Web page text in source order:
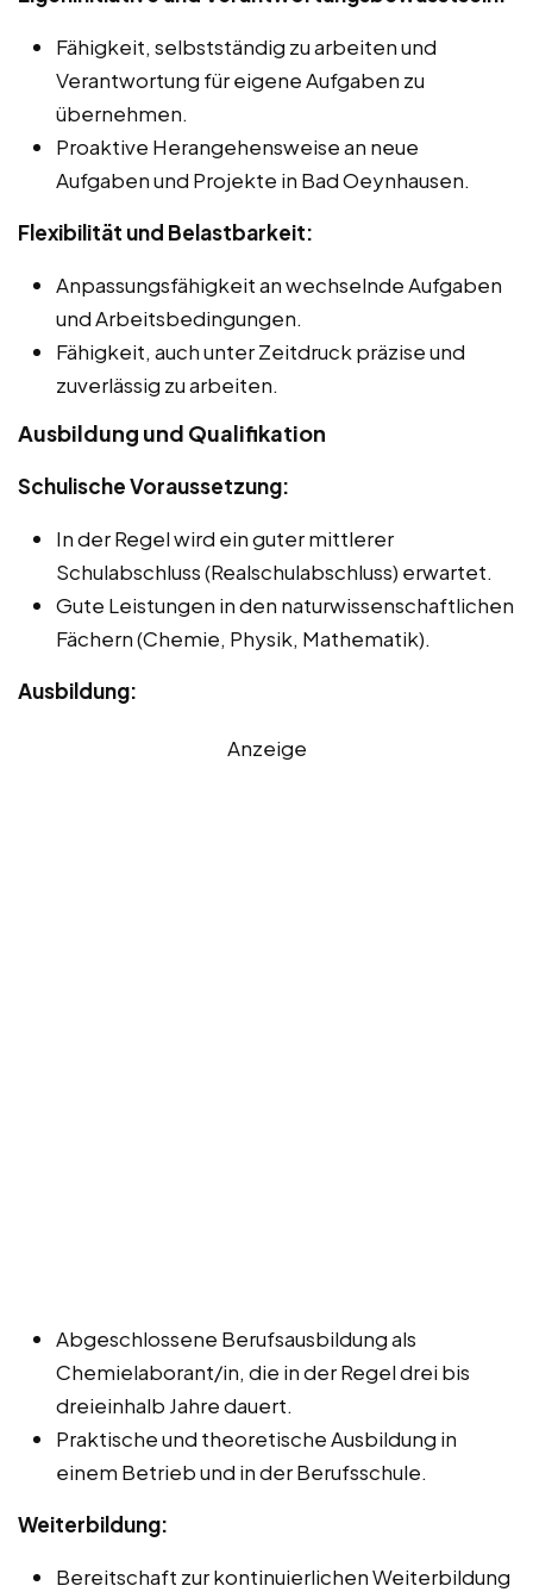
Fähigkeit, selbstständig zu arbeiten und
Verantwortung für eigene Aufgaben zu
übernehmen.
Proaktive Herangehensweise an neue
Aufgaben und Projekte in Bad Oeynhausen.
Flexibilität und Belastbarkeit:
Anpassungsfähigkeit an wechselnde Aufgaben
und Arbeitsbedingungen.
Fähigkeit, auch unter Zeitdruck präzise und
zuverlässig zu arbeiten.
Ausbildung und Qualifikation
Schulische Voraussetzung:
In der Regel wird ein guter mittlerer
Schulabschluss (Realschulabschluss) erwartet.
Gute Leistungen in den naturwissenschaftlichen
Fächern (Chemie, Physik, Mathematik).
Ausbildung:
Anzeige
Abgeschlossene Berufsausbildung als
Chemielaborant/in, die in der Regel drei bis
dreieinhalb Jahre dauert.
Praktische und theoretische Ausbildung in
einem Betrieb und in der Berufsschule.
Weiterbildung:
Bereitschaft zur kontinuierlichen Weiterbildung